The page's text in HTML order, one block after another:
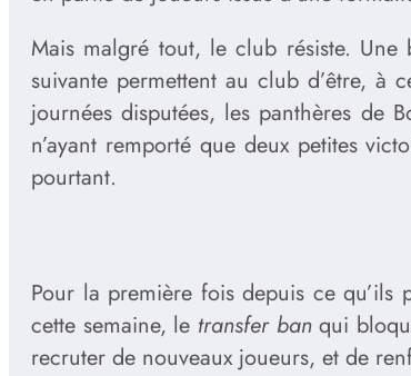
Mais malgré tout, le club résiste.
suivante permettent au club d’être, à
journées disputées, les panthères de
n’ayant remporté que deux petites
pourtant.
Pour la première fois depuis ce
cette semaine, le transfer banqui
recruter de nouveaux joueurs, et de